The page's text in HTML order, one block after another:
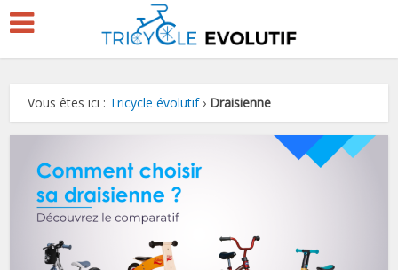
Vous êtes ici : Tricycle évolutif› Draisienne